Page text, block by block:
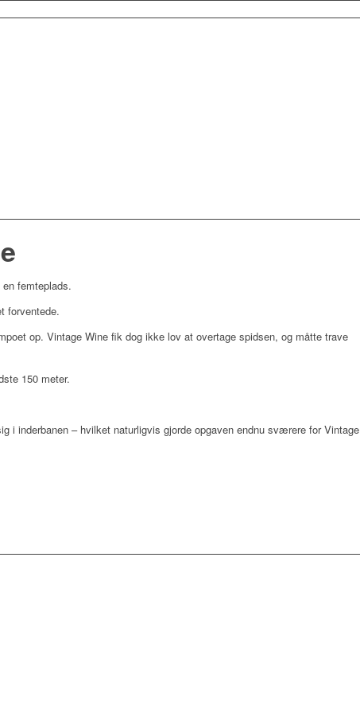
femteplads.
forventede.
op. Vintage Wine fik dog ikke lov at overtage spidsen, og måtte trave
150 meter.
i inderbanen – hvilket naturligvis gjorde opgaven endnu sværere for Vintage